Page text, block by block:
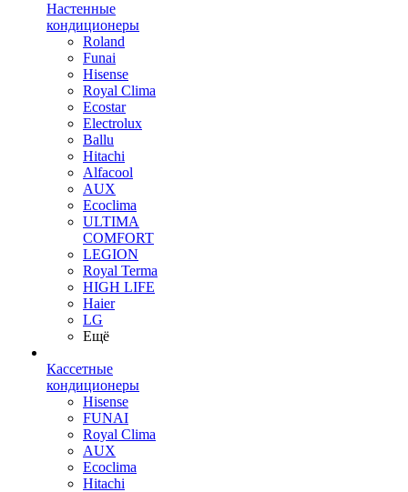
Настенные
кондиционеры
Roland
Funai
Hisense
Royal Clima
Ecostar
Electrolux
Ballu
Hitachi
Alfacool
AUX
Ecoclima
ULTIMA
COMFORT
LEGION
Royal Terma
HIGH LIFE
Haier
LG
Ещё
Кассетные
кондиционеры
Hisense
FUNAI
Royal Clima
AUX
Ecoclima
Hitachi